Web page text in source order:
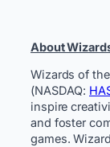
About
Wizards of
(NASDAQ:
inspire
and foster
games.